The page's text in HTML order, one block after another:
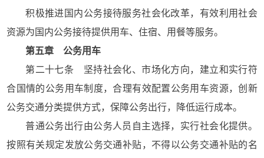
积极推进国内公务接待服务社会化改革，有效利用社会
资源为国内公务接待提供用车、住宿、用餐等服务。
第五章 公务用车
第二十七条 坚持社会化、市场化方向，建立和实行符
合国情的公务用车制度，合理有效配置公务用车资源，创新
公务交通分类提供方式，保障公务出行，降低运行成本。
普通公务出行由公务人员自主选择，实行社会化提供。
按照有关规定发放公务交通补贴，不得以公务交通补贴的名